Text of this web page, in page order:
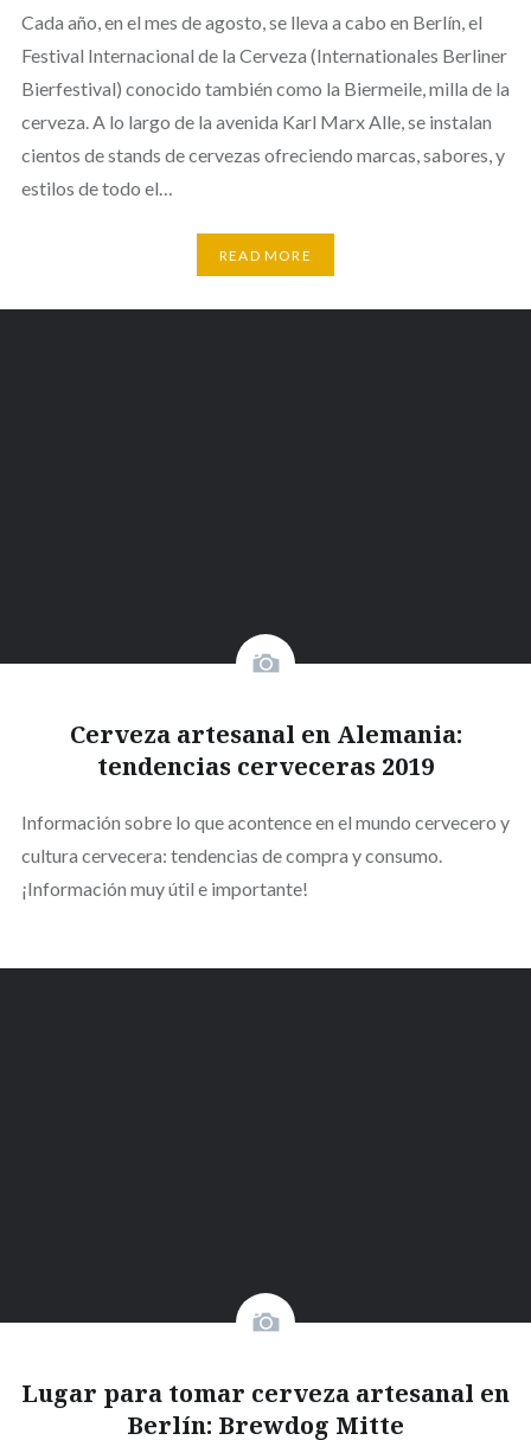
Cada año, en el mes de agosto, se lleva a cabo en Berlín, el
Festival Internacional de la Cerveza (Internationales Berliner
Bierfestival) conocido también como la Biermeile, milla de la
cerveza. A lo largo de la avenida Karl Marx Alle, se instalan
cientos de stands de cervezas ofreciendo marcas, sabores, y
estilos de todo el…
READ MORE
Cerveza artesanal en Alemania:
tendencias cerveceras 2019
Información sobre lo que acontence en el mundo cervecero y
cultura cervecera: tendencias de compra y consumo.
¡Información muy útil e importante!
Lugar para tomar cerveza artesanal en
Berlín: Brewdog Mitte